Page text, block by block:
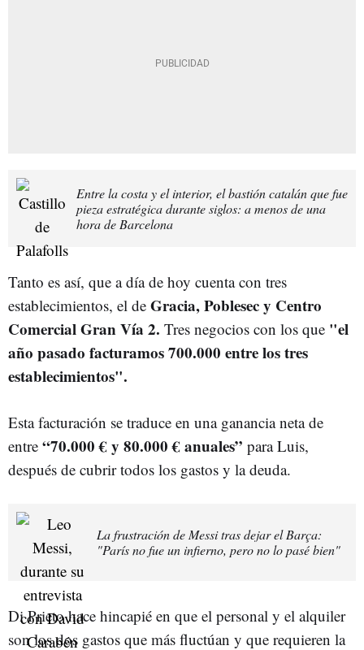
Entre la costa y el interior, el bastión catalán que fue
pieza estratégica durante siglos: a menos de una
hora de Barcelona
Tanto es así, que a día de hoy cuenta con tres
establecimientos, el de Gracia, Poblesec y Centro
Comercial Gran Vía 2. Tres negocios con los que "el
año pasado facturamos 700.000 entre los tres
establecimientos".
Esta facturación se traduce en una ganancia neta de
entre “70.000 € y 80.000 € anuales” para Luis,
después de cubrir todos los gastos y la deuda.
La frustración de Messi tras dejar el Barça:
"París no fue un infierno, pero no lo pasé bien"
Di Prieto hace hincapié en que el personal y el alquiler
son los dos gastos que más fluctúan y que requieren la